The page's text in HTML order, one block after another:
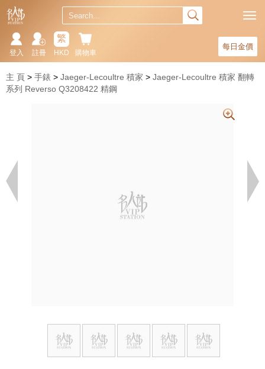
每日金價
購物車
繁
HKD
註冊
登入
主 頁 手錶 Jaeger-Lecoultre 積家
Jaeger-Lecoultre 積家 翻轉
系列 Reverso Q3208422 精鋼